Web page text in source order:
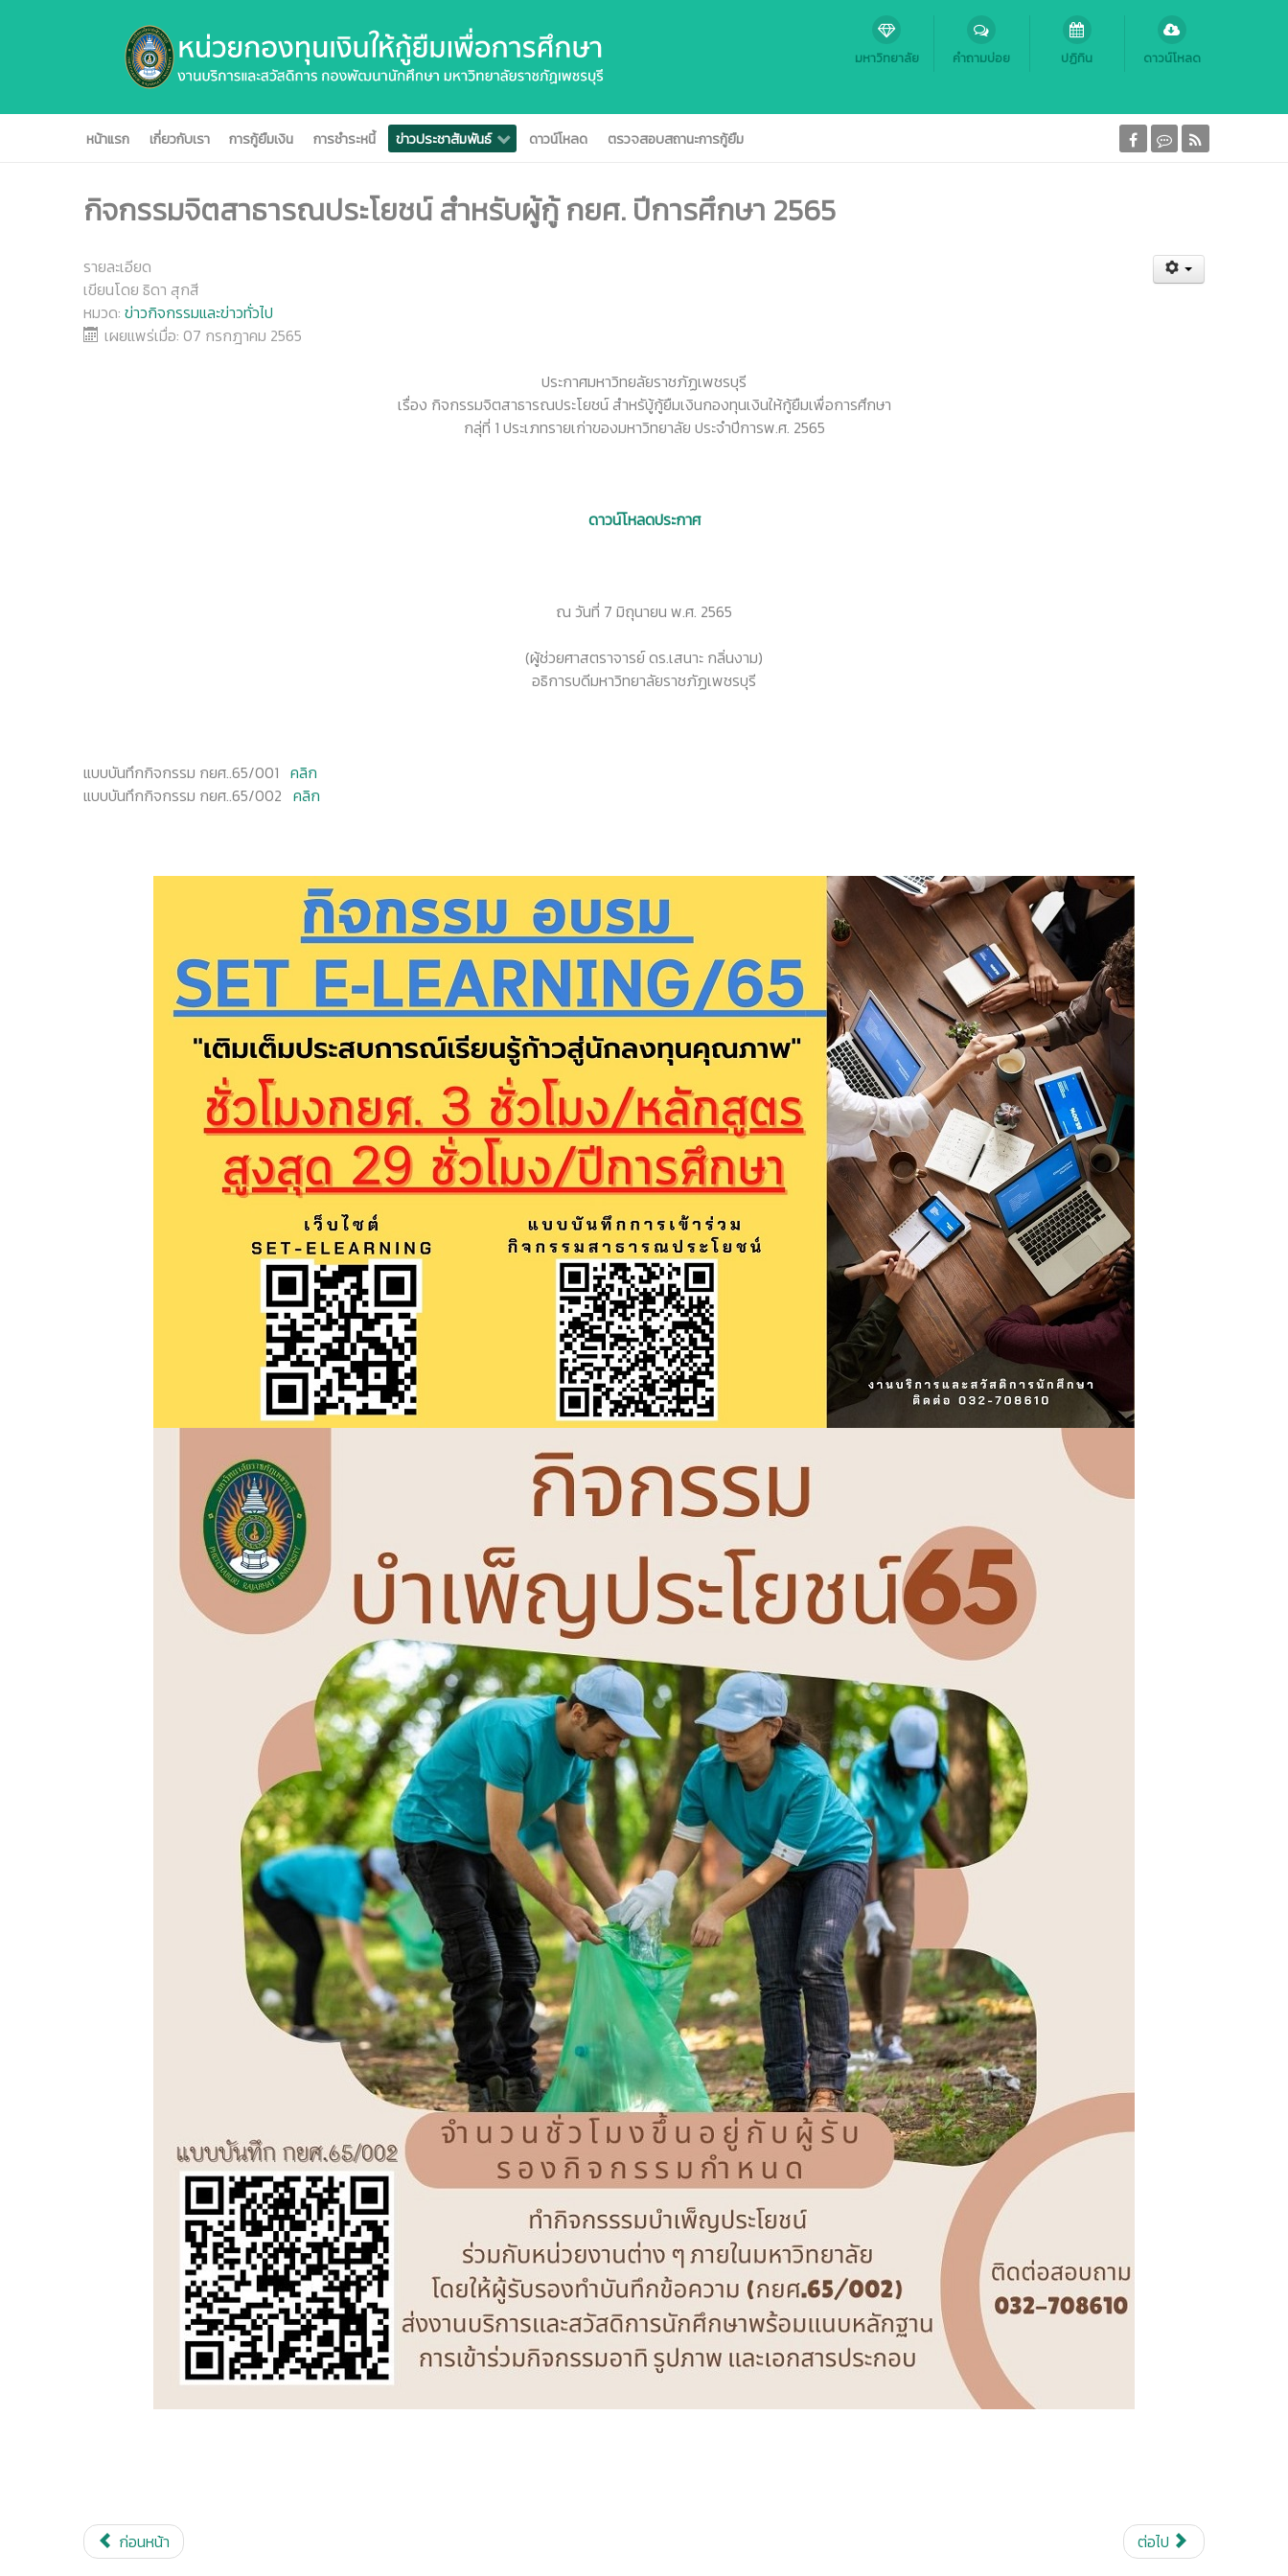
มหาวิทยาลัย คำถามบ่อย ปฏิทิน ดาวน์โหลด
หน้าแรก เกี่ยวกับเรา การกู้ยืมเงิน การชำระหนี้ ข่าวประชาสัมพันธ์ ดาวน์โหลด ตรวจสอบสถานะการกู้ยืม
กิจกรรมจิตสาธารณประโยชน์ สำหรับผู้กู้ กยศ. ปีการศึกษา 2565
รายละเอียด
เขียนโดย ธิดา สุกสี
หมวด: ข่าวกิจกรรมและข่าวทั่วไป
เผยแพร่เมื่อ: 07 กรกฎาคม 2565
ประกาศมหาวิทยลัยราชภัฏเพชรบุรี
เรื่อง กิจกรรมจิตสาธารณประโยชน์ สำหรับู้กู้ยืมเงินกองทุนเงินให้กู้ยืมเพื่อการศึกษา
กลุ่ที่ 1 ประเภทรายเก่าของมหาวิทยาลัย ประจำปีการพ.ศ. 2565
ดาวน์โหลดประกาศ
ณ วันที่ 7 มิถุนายน พ.ศ. 2565
(ผู้ช่วยศาสตราจารย์ ดร.เสนาะ กลิ่นงาม)
อธิการบดีมหาวิทยาลัยราชภัฏเพชรบุรี
แบบบันทึกกิจกรรม กยศ..65/001 คลิก
แบบบันทึกกิจกรรม กยศ..65/002 คลิก
ก่อนหน้า ต่อไป